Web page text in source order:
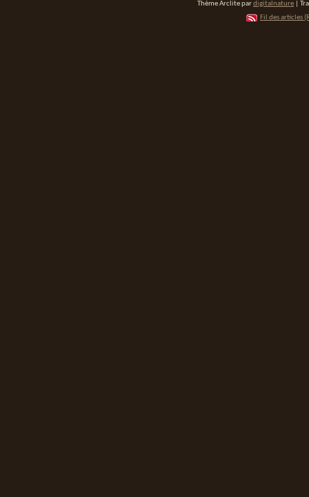
Thème Arclite pardigitalnature |
Fil des articles